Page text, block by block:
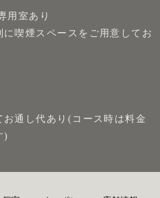
用室あり
に喫煙スペースをご用意してお
通し代あり(コース時は料金
)